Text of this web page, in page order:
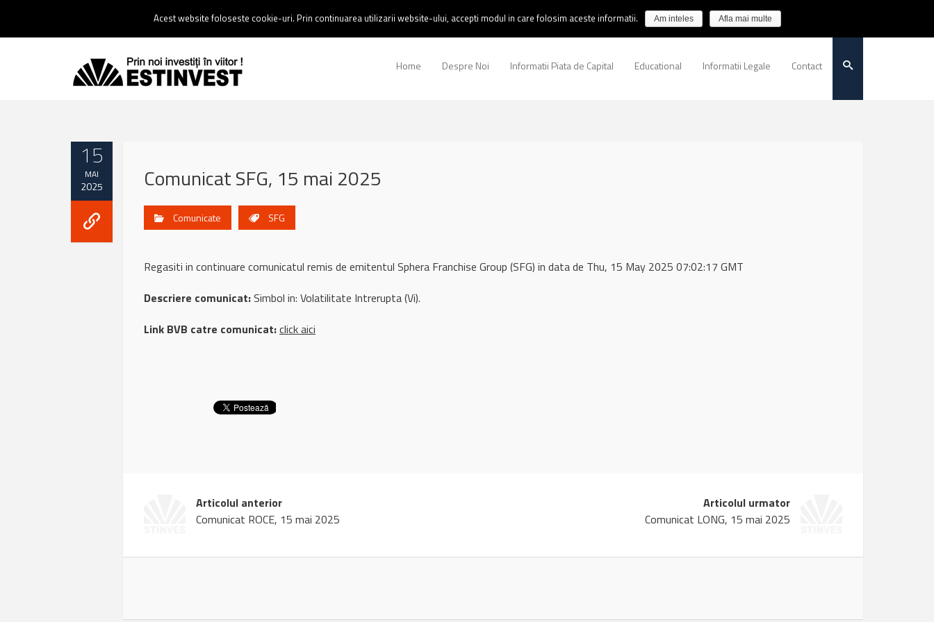
0237 238 900 |Email :contact@estinvest.ro
Home Despre Noi Informatii Piata de Capital Educational Informatii Legale Contact
15
MAI
2025 Comunicat SFG, 15 mai 2025
Comunicate SFG
Regasiti in continuare comunicatul remis de emitentul Sphera Franchise Group (SFG) in data de Thu, 15 May 2025 07:02:17 GMT
Descriere comunicat:Simbol in: Volatilitate Intrerupta (Vi).
Link BVB catre comunicat:click aici
Articolul anterior
Comunicat ROCE, 15 mai 2025
Articolul urmator
Comunicat LONG, 15 mai 2025
Acest website foloseste cookie-uri. Prin continuarea utilizarii website-ului, accepti modul in care folosim aceste informatii. Am inteles Afla mai multe